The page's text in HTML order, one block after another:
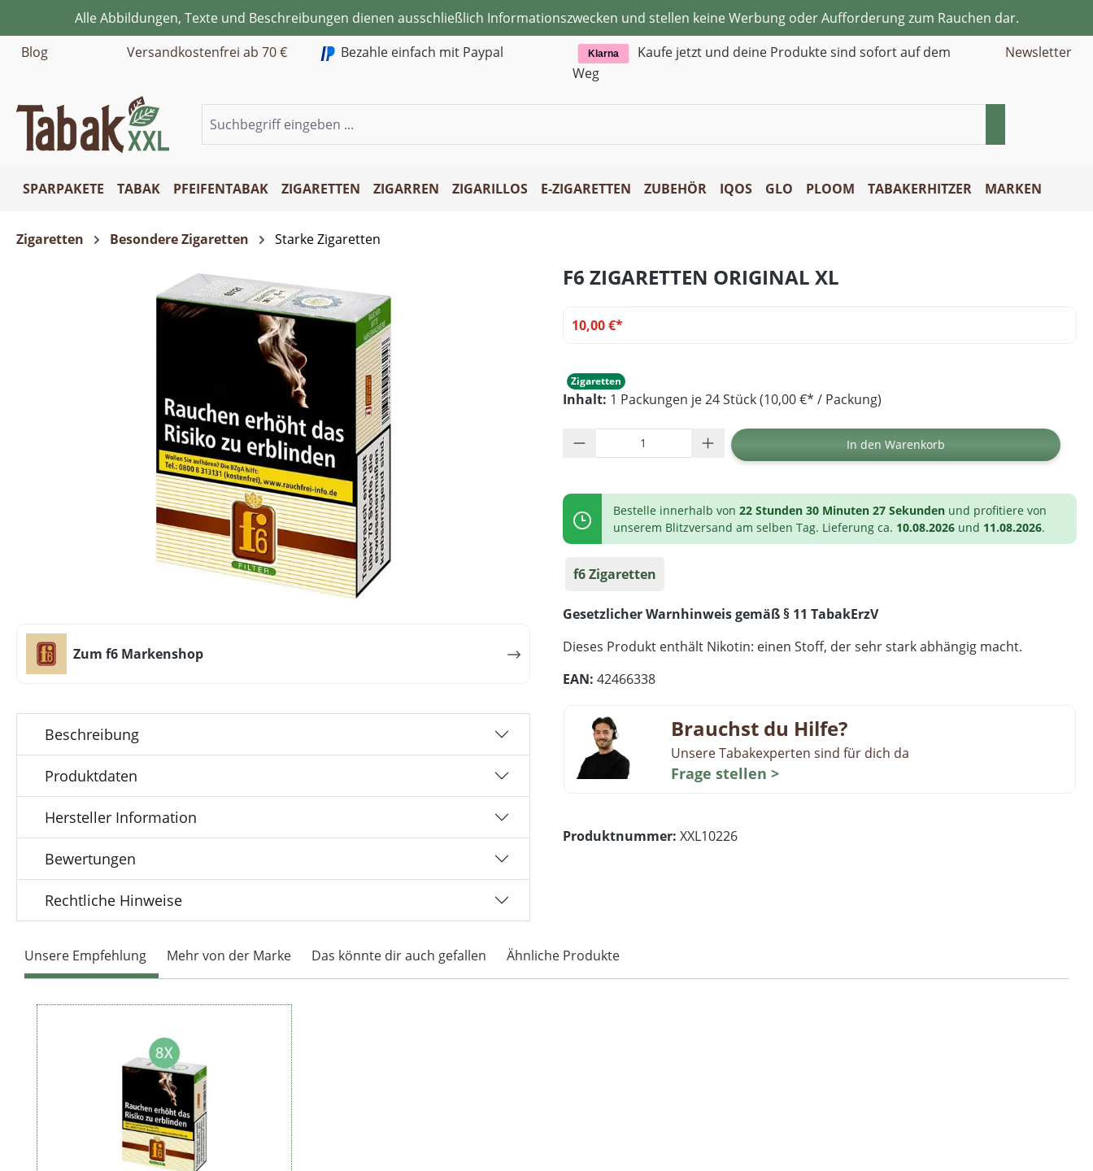
Hauptinhalt springen
Zur Suche springen
Zur Hauptnavigation springen
Alle Abbildungen, Texte und Beschreibungen dienen ausschließlich Informationszwecken und stellen keine Werbung oder Aufforderung zum Rauchen dar.
Blog
Versandkostenfrei ab 70 € Bezahle einfach mit Paypal Klarna
Kaufe jetzt und deine Produkte sind sofort auf dem
Weg
Newsletter
SPARPAKETE TABAK PFEIFENTABAK ZIGARETTEN ZIGARREN ZIGARILLOS E-ZIGARETTEN ZUBEHÖR IQOS GLO PLOOM TABAKERHITZER MARKEN
Zigaretten Besondere Zigaretten Starke Zigaretten
Zum f6 Markenshop
Beschreibung
Produktdaten
Hersteller Information
Bewertungen
Rechtliche Hinweise
F6 ZIGARETTEN ORIGINAL XL
10,00 €*
Zigaretten
Inhalt: 1 Packungen je 24 Stück (10,00 €* / Packung)
Produkt Anzahl: Gib den gewünschten Wert ein oder
In den Warenkorb
Bestelle innerhalb von 22 Stunden 30 Minuten 26 Sekunden und profitiere von
unserem Blitzversand am selben Tag. Lieferung ca. 10.08.2026 und 11.08.2026.
f6 Zigaretten
Gesetzlicher Warnhinweis gemäß § 11 TabakErzV
Dieses Produkt enthält Nikotin: einen Stoff, der sehr stark abhängig macht.
EAN: 42466338
Brauchst du Hilfe?
Unsere Tabakexperten sind für dich da
Frage stellen >
Produktnummer: XXL10226
Unsere Empfehlung Mehr von der Marke Das könnte dir auch gefallen Ähnliche Produkte
Produktgalerie überspringen